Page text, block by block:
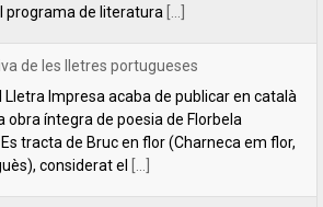
Mulet
coses boniques del mes de setembre és
novetats que hem anat preparant al llarg
La primera és aquest tríptic poètic de Carles
la poesia en clau feminista amb motiu